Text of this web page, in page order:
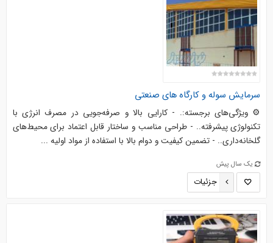
سرمایش سوله و کارگاه های صنعتی
⚙️ ویژگی‌های برجسته:. - کارایی بالا و صرفه‌جویی در مصرف انرژی با
تکنولوژی پیشرفته.. - طراحی مناسب و ساختار قابل اعتماد برای محیط‌های
گلخانه‌داری.. - تضمین کیفیت و دوام بالا با استفاده از مواد اولیه ...
یک سال پیش
جزئیات